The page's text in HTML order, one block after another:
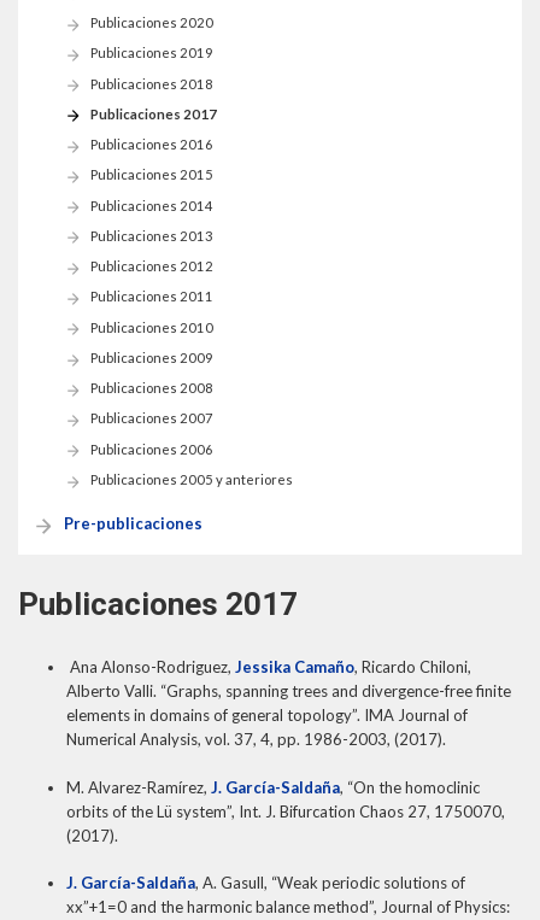
THEP Group
Publicaciones 2017
Ana Alonso-Rodriguez, Jessika Camaño, Ricardo Chiloni,
Alberto Valli. “Graphs, spanning trees and divergence-free finite
elements in domains of general topology”. IMA Journal of
Numerical Analysis, vol. 37, 4, pp. 1986-2003, (2017).
M. Alvarez-Ramírez, J. García-Saldaña, “On the homoclinic
orbits of the Lü system”, Int. J. Bifurcation Chaos 27, 1750070,
(2017).
J. García-Saldaña, A. Gasull, “Weak periodic solutions of
xx”+1=0 and the harmonic balance method”, Journal of Physics:
Publicaciones 2020
Publicaciones 2019
Publicaciones 2018
Publicaciones 2017
Publicaciones 2016
Publicaciones 2015
Publicaciones 2014
Publicaciones 2013
Publicaciones 2012
Publicaciones 2011
Publicaciones 2010
Publicaciones 2009
Publicaciones 2008
Publicaciones 2007
Publicaciones 2006
Publicaciones 2005 y anteriores
Pre-publicaciones